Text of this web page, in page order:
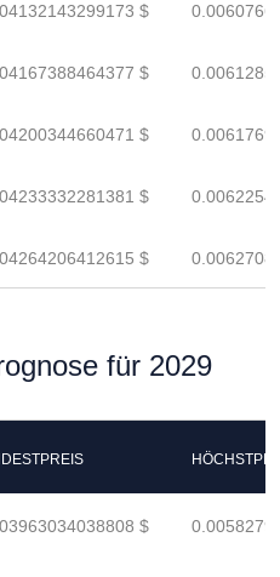
$
$
$
$
$
für 2029
$